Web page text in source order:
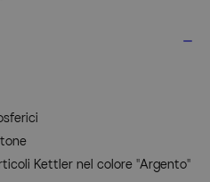
Kettler nel colore "Argento"